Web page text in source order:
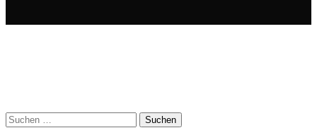
Suchen
nach: